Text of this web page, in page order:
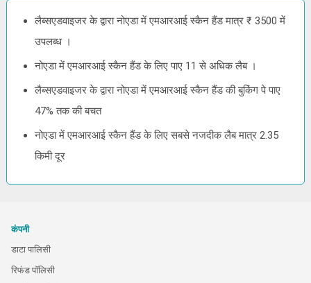
लैब्सएडवाइजर के द्वारा नोएडा में एमआरआई स्कैन हैंड मात्र ₹ 3500 में
उपलब्ध ।
नोएडा में एमआरआई स्कैन हैंड के लिए पाए 11 से अधिक लैब ।
लैब्सएडवाइजर के द्वारा नोएडा में एमआरआई स्कैन हैंड की बुकिंग पे पाए
47% तक की बचत
नोएडा में एमआरआई स्कैन हैंड के लिए सबसे नजदीक लैब मात्र 2.35
किमी दूर
कंपनी
डाटा पालिसी
रिफंड पॉलिसी